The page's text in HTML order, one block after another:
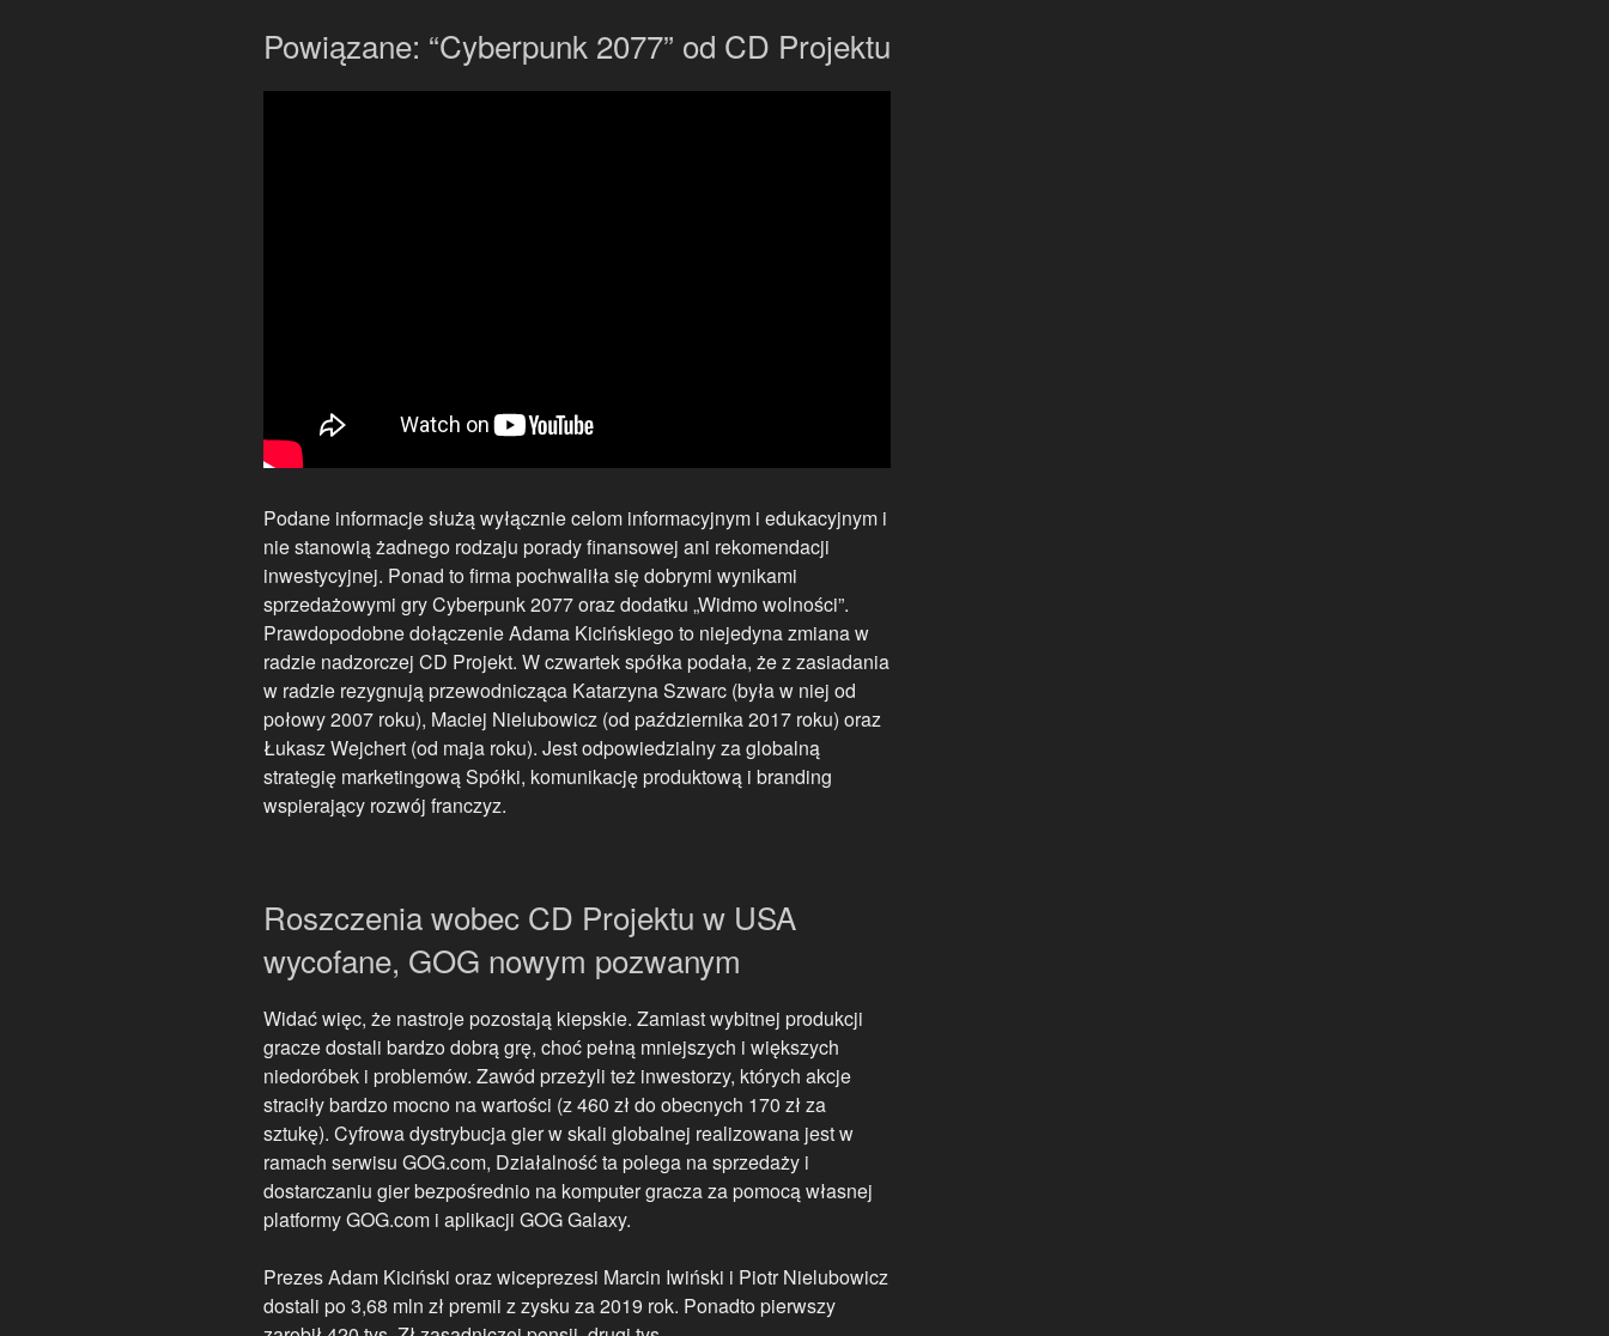
Powiązane: “Cyberpunk 2077” od CD Projektu
Podane informacje służą wyłącznie celom informacyjnym i edukacyjnym i
nie stanowią żadnego rodzaju porady finansowej ani rekomendacji
inwestycyjnej. Ponad to firma pochwaliła się dobrymi wynikami
sprzedażowymi gry Cyberpunk 2077 oraz dodatku „Widmo wolności”.
Prawdopodobne dołączenie Adama Kicińskiego to niejedyna zmiana w
radzie nadzorczej CD Projekt. W czwartek spółka podała, że z zasiadania
w radzie rezygnują przewodnicząca Katarzyna Szwarc (była w niej od
połowy 2007 roku), Maciej Nielubowicz (od października 2017 roku) oraz
Łukasz Wejchert (od maja roku). Jest odpowiedzialny za globalną
strategię marketingową Spółki, komunikację produktową i branding
wspierający rozwój franczyz.
Roszczenia wobec CD Projektu w USA
wycofane, GOG nowym pozwanym
Widać więc, że nastroje pozostają kiepskie. Zamiast wybitnej produkcji
gracze dostali bardzo dobrą grę, choć pełną mniejszych i większych
niedoróbek i problemów. Zawód przeżyli też inwestorzy, których akcje
straciły bardzo mocno na wartości (z 460 zł do obecnych 170 zł za
sztukę). Cyfrowa dystrybucja gier w skali globalnej realizowana jest w
ramach serwisu GOG.com, Działalność ta polega na sprzedaży i
dostarczaniu gier bezpośrednio na komputer gracza za pomocą własnej
platformy GOG.com i aplikacji GOG Galaxy.
Prezes Adam Kiciński oraz wiceprezesi Marcin Iwiński i Piotr Nielubowicz
dostali po 3,68 mln zł premii z zysku za 2019 rok. Ponadto pierwszy